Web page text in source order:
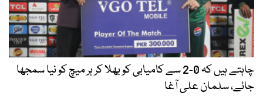
چاہتے ہیں کہ 0-2 سے کامیابی کو بھلا کر ہر میچ کو نیا سمجھا
جائے، سلمان علی آغا